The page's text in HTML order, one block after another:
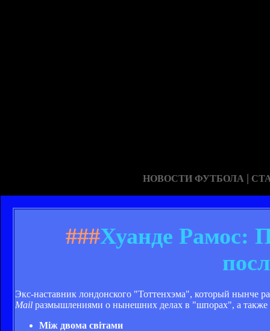
НОВОСТИ ФУТБОЛА |
###Хуанде Рамос:
Экс-наставник лондонского "Тоттенхэма", который нынче
Mail размышлениями о нынешних делах в "шпорах", а также
Між двома світами